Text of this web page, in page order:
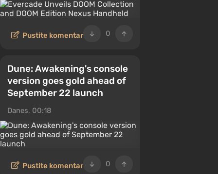
0
Pustite komentar
Dune: Awakening's console
version goes gold ahead of
September 22 launch
Danes, 00:18
0
Pustite komentar